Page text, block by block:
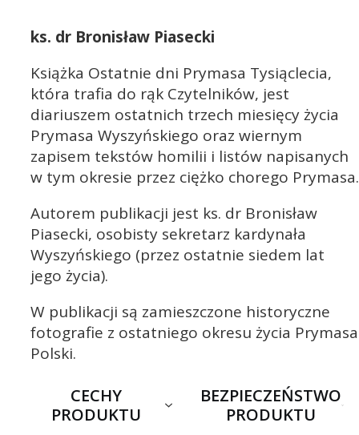
ks. dr Bronisław Piasecki
Książka Ostatnie dni Prymasa Tysiąclecia,
która trafia do rąk Czytelników, jest
diariuszem ostatnich trzech miesięcy życia
Prymasa Wyszyńskiego oraz wiernym
zapisem tekstów homilii i listów napisanych
w tym okresie przez ciężko chorego Prymasa.
Autorem publikacji jest ks. dr Bronisław
Piasecki, osobisty sekretarz kardynała
Wyszyńskiego (przez ostatnie siedem lat
jego życia).
W publikacji są zamieszczone historyczne
fotografie z ostatniego okresu życia Prymasa
Polski.
CECHY
PRODUKTU
BEZPIECZEŃSTWO
PRODUKTU